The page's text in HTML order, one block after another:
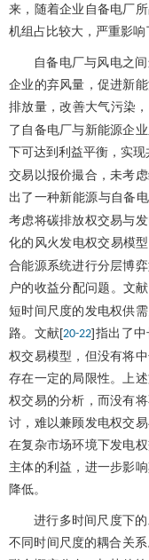
来，随着企业自备电厂
机组占比较大，严重影
自备电厂与风电之
企业的弃风量，促进新
排放量，改善大气污染
了自备电厂与新能源企
下可达到利益平衡，实
交易以报价撮合，未考
出了一种新能源与自备
考虑将碳排放权交易与
化的风火发电权交易模
合能源系统进行分层博
户的收益分配问题。文
短时间尺度的发电权供
路。文献[20-22]指出了
权交易模型，但没有将
存在一定的局限性。上
权交易的分析，而没有
讨，难以兼顾发电权交
在复杂市场环境下发电
主体的利益，进一步影
降低。
进行多时间尺度下
不同时间尺度的耦合关